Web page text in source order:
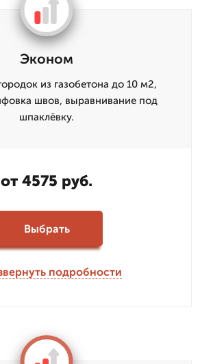
Эконом
из газобетона до 10 м2,
швов, выравнивание под
шпаклёвку.
от 4575 руб.
Выбрать
подробности